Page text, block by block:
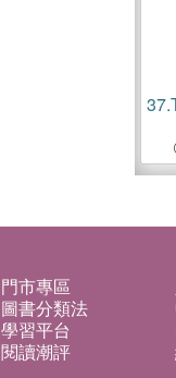
37.
門市專區
圖書分類法
學習平台
閱讀潮評